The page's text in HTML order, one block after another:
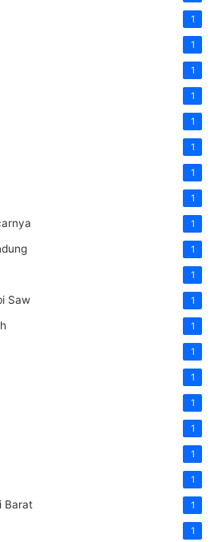
1
1
1
1
1
1
1
1
1
1
1
Saw 1
1
1
1
1
1
1
1
Barat 1
1